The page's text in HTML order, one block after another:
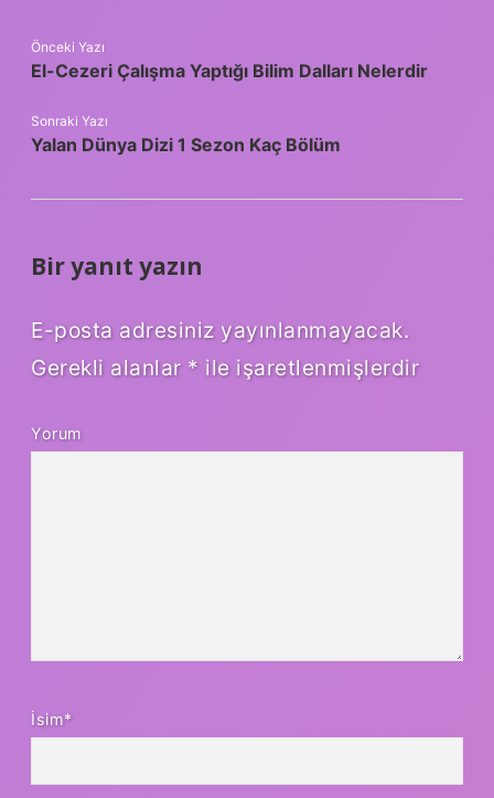
Önceki Yazı
El-Cezeri Çalışma Yaptığı Bilim Dalları Nelerdir
Sonraki Yazı
Yalan Dünya Dizi 1 Sezon Kaç Bölüm
Bir yanıt yazın
E-posta adresiniz yayınlanmayacak.
Gerekli alanlar * ile işaretlenmişlerdir
Yorum
İsim*